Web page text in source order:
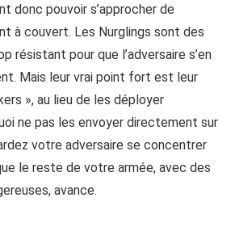
donc pouvoir s’approcher de
à couvert. Les Nurglings sont des
résistant pour que l’adversaire s’en
Mais leur vrai point fort est leur
», au lieu de les déployer
ne pas les envoyer directement sur
votre adversaire se concentrer
le reste de votre armée, avec des
avance.